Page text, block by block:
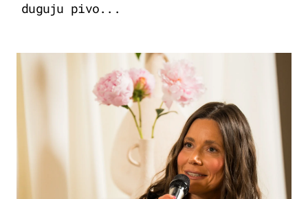
duguju pivo...
MODA & LJEPOTA